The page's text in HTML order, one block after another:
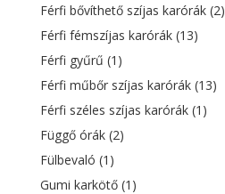
Férfi bővíthető szíjas karórák (2)
Férfi fémszíjas karórák (13)
Férfi gyűrű (1)
Férfi műbőr szíjas karórák (13)
Férfi széles szíjas karórák (1)
Függő órák (2)
Fülbevaló (1)
Gumi karkötő (1)